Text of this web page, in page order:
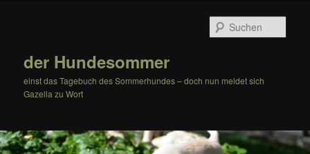
der Hundesommer
einst das Tagebuch des Sommerhundes – doch nun meldet sich
Gazella zu Wort